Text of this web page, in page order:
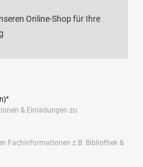
Online-Shop für Ihre
& Einladungen zu
Fachinformationen z.B. Bibliothek &